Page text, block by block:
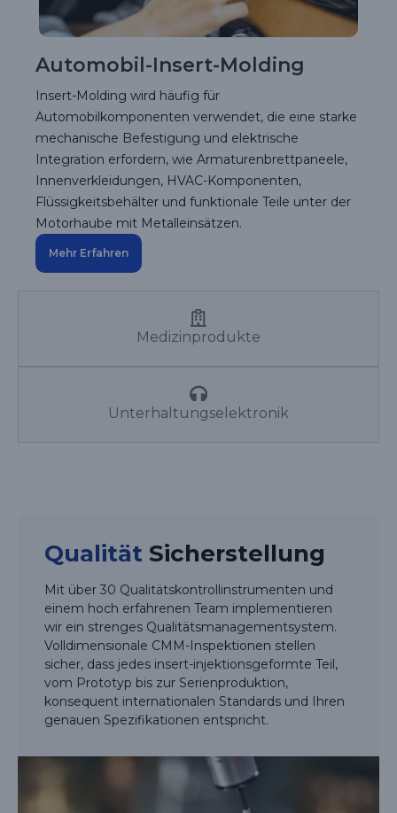
Medizinprodukte
Unterhaltungselektronik
Automobil-Insert-Molding
Insert-Molding wird häufig für
Automobilkomponenten verwendet, die eine starke
mechanische Befestigung und elektrische
Integration erfordern, wie Armaturenbrettpaneele,
Innenverkleidungen, HVAC-Komponenten,
Flüssigkeitsbehälter und funktionale Teile unter der
Motorhaube mit Metalleinsätzen.
Mehr Erfahren
Qualität Sicherstellung
Mit über 30 Qualitätskontrollinstrumenten und
einem hoch erfahrenen Team implementieren
wir ein strenges Qualitätsmanagementsystem.
Volldimensionale CMM-Inspektionen stellen
sicher, dass jedes insert-injektionsgeformte Teil,
vom Prototyp bis zur Serienproduktion,
konsequent internationalen Standards und Ihren
genauen Spezifikationen entspricht.